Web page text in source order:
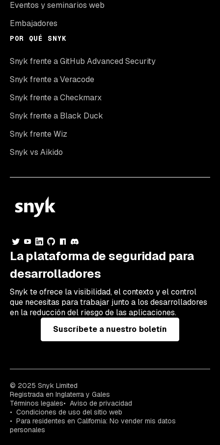
Eventos y seminarios web
Embajadores
POR QUÉ SNYK
Snyk frente a GitHub Advanced Security
Snyk frente a Veracode
Snyk frente a Checkmarx
Snyk frente a Black Duck
Snyk frente Wiz
Snyk vs Aikido
La plataforma de seguridad para
desarrolladores
Snyk te ofrece la visibilidad, el contexto y el control
que necesitas para trabajar junto a los desarrolladores
en la reducción del riesgo de las aplicaciones.
Suscríbete a nuestro boletín
© 2025 Snyk Limited
Registrada en Inglaterra y Gales
Términos legales
Aviso de privacidad
Condiciones de uso del sitio web
Para residentes en California: No vender mis datos
personales